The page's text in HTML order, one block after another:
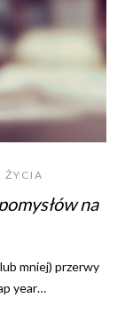
ŻYCIA
na
mniej) przerwy
year…